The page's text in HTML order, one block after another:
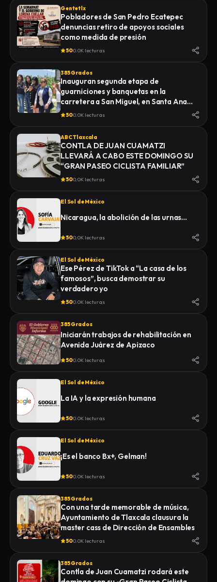
Gentetlx
Pobladores de San Pedro Ecatepec
denuncias retiro de apoyos sociales
como medida de presión
500.0K lecturas
385 Grados
Inauguran segunda etapa de
guarniciones y banquetas en la
carretera a San Miguel, en Santa Ana
Nopalucan
500.0K lecturas
ABC Tlaxcala
CONTLA DE JUAN CUAMATZI
LLEVARÁ A CABO ESTE DOMINGO SU
“GRAN PASEO CICLISTA FAMILIAR”
500.0K lecturas
El Sol de México
Nicaragua, la abolición de las urnas…
500.0K lecturas
El Sol de México
Ese Pérez de TikTok a “La casa de los
famosos”, busca demostrar su
verdadero yo
500.0K lecturas
385 Grados
Iniciarán trabajos de rehabilitación en
Avenida Juárez de Apizaco
500.0K lecturas
El Sol de México
La IA y la expresión humana
500.0K lecturas
El Sol de México
¡Es el banco Bx+, Gelman!
500.0K lecturas
385 Grados
Con una tarde memorable de música,
Ayuntamiento de Tlaxcala clausura la
master cass de Dirección de Ensambles
500.0K lecturas
385 Grados
Contla de Juan Cuamatzi rodará este